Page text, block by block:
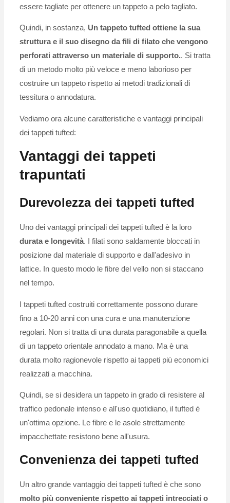
essere tagliate per ottenere un tappeto a pelo tagliato.
Quindi, in sostanza, Un tappeto tufted ottiene la sua
struttura e il suo disegno da fili di filato che vengono
perforati attraverso un materiale di supporto.. Si tratta
di un metodo molto più veloce e meno laborioso per
costruire un tappeto rispetto ai metodi tradizionali di
tessitura o annodatura.
Vediamo ora alcune caratteristiche e vantaggi principali
dei tappeti tufted:
Vantaggi dei tappeti
trapuntati
Durevolezza dei tappeti tufted
Uno dei vantaggi principali dei tappeti tufted è la loro
durata e longevità. I filati sono saldamente bloccati in
posizione dal materiale di supporto e dall'adesivo in
lattice. In questo modo le fibre del vello non si staccano
nel tempo.
I tappeti tufted costruiti correttamente possono durare
fino a 10-20 anni con una cura e una manutenzione
regolari. Non si tratta di una durata paragonabile a quella
di un tappeto orientale annodato a mano. Ma è una
durata molto ragionevole rispetto ai tappeti più economici
realizzati a macchina.
Quindi, se si desidera un tappeto in grado di resistere al
traffico pedonale intenso e all'uso quotidiano, il tufted è
un'ottima opzione. Le fibre e le asole strettamente
impacchettate resistono bene all'usura.
Convenienza dei tappeti tufted
Un altro grande vantaggio dei tappeti tufted è che sono
molto più conveniente rispetto ai tappeti intrecciati o